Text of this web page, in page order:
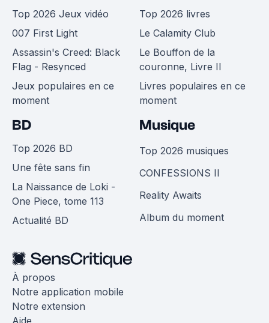
Top 2026 Jeux vidéo
007 First Light
Assassin's Creed: Black
Flag - Resynced
Jeux populaires en ce
moment
Top 2026 livres
Le Calamity Club
Le Bouffon de la
couronne, Livre II
Livres populaires en ce
moment
BD
Top 2026 BD
Une fête sans fin
La Naissance de Loki -
One Piece, tome 113
Actualité BD
Musique
Top 2026 musiques
CONFESSIONS II
Reality Awaits
Album du moment
À propos
Notre application mobile
Notre extension
Aide